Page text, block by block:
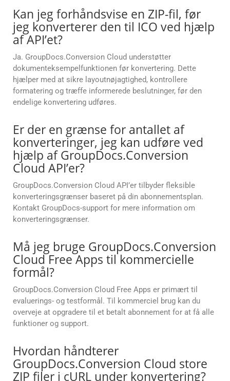
Kan jeg forhåndsvise en ZIP-fil, før
jeg konverterer den til ICO ved hjælp
af API’et?
Ja. GroupDocs.Conversion Cloud understøtter
dokumenteksempelfunktionen før konvertering. Dette
hjælper med at sikre layoutnøjagtighed, kontrollere
formatering og træffe informerede beslutninger, før den
endelige konvertering udføres.
Er der en grænse for antallet af
konverteringer, jeg kan udføre ved
hjælp af GroupDocs.Conversion
Cloud API’er?
GroupDocs.Conversion Cloud API’er tilbyder fleksible
konverteringsgrænser baseret på din abonnementsplan.
Kontakt GroupDocs-support for mere information om
konverteringsgrænser.
Må jeg bruge GroupDocs.Conversion
Cloud Free Apps til kommercielle
formål?
GroupDocs.Conversion Cloud Free Apps er primært til
evaluerings- og testformål. Til kommerciel brug kan du
overveje at opgradere til et betalt abonnement for at få alle
funktioner og support.
Hvordan håndterer
GroupDocs.Conversion Cloud store
ZIP filer i cURL under konvertering?